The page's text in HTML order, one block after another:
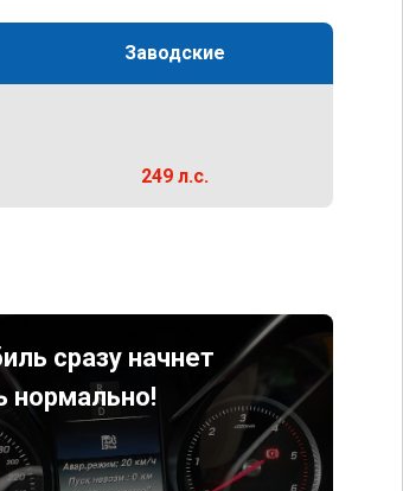
Заводские
249 л.с.
сразу начнет
нормально!